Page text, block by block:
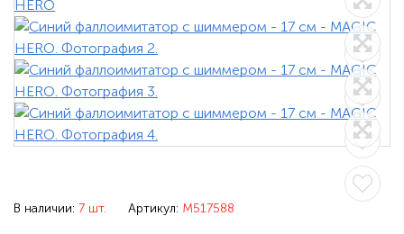
В наличии: 7 шт. Артикул: M517588